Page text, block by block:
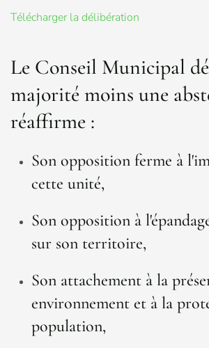
Télécharger la délibération
Le Conseil Municipal
majorité moins une
réaffirme :
Son opposition ferme à
cette unité,
Son opposition à
sur son territoire,
Son attachement à la
environnement et à la
population,